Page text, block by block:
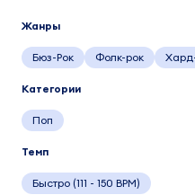
Жанры
Бюз-Рок Фолк-рок
Категории
Поп
Темп
Быстро (111 - 150 BPM)